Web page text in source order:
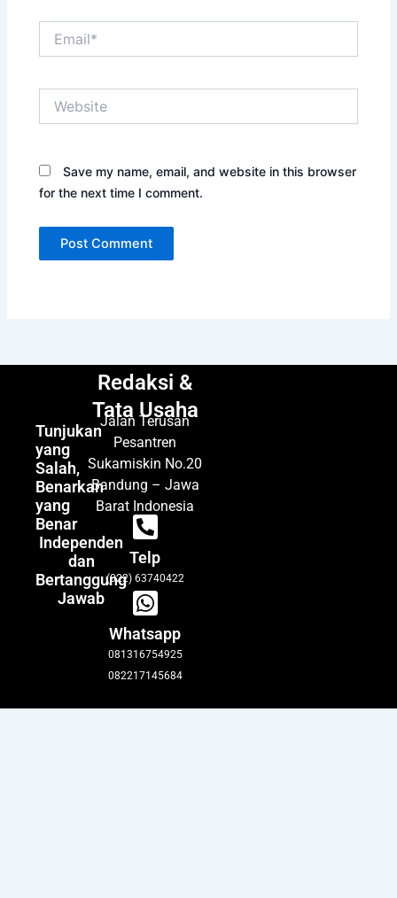
Save my name, email, and website in this browser
for the next time I comment.
Tunjukan
yang
Salah,
Benarkan
yang
Benar
Independen
dan
Bertanggung
Jawab
Redaksi &
Tata Usaha
Jalan Terusan
Pesantren
Sukamiskin No.20
Bandung – Jawa
Barat Indonesia
Telp
(022) 63740422
Whatsapp
081316754925
082217145684